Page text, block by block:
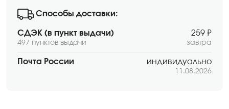
Способы доставки:
СДЭК (в пункт выдачи)
497 пунктов выдачи
259 ₽
завтра
Почта России индивидуально
11.08.2026